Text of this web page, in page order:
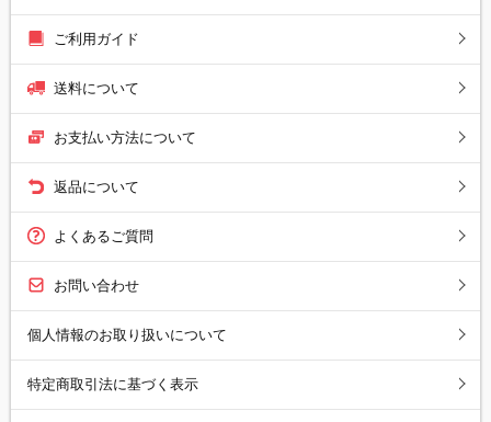
ご利用ガイド
送料について
お支払い方法について
返品について
よくあるご質問
お問い合わせ
個人情報のお取り扱いについて
特定商取引法に基づく表示